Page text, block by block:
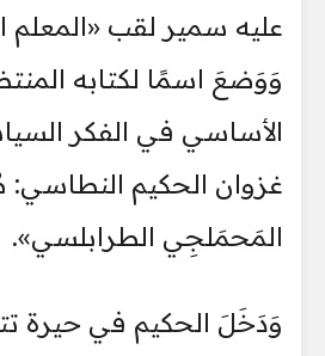
عليه سمير لقب «المعلم
وَوَضعَ اسمًا لكتابه
الأساسي في الفكر
غزوان الحكيم
المَحمَلجِي الطرابلسي».
وَدَخَلَ الحكيم في حيرة